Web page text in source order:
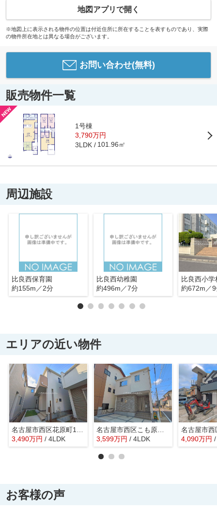
地図アプリで開く
※地図上に表示される物件の位置は付近住所に所在することを表すものであり、実際
の物件所在地とは異なる場合がございます。
お問い合わせ(無料)
販売物件一覧
1号棟
3,790万円
3LDK 101.96㎡
周辺施設
比良西保育園
約155m／2分
比良西幼稚園
約496m／7分
比良西小学
約672m／
エリアの近い物件
3,490万円 / 4LDK
名古屋市西区こも原町90【仲介手数料無料】新築一戸建て
3,599万円 / 4LDK 4,090万円
お客様の声